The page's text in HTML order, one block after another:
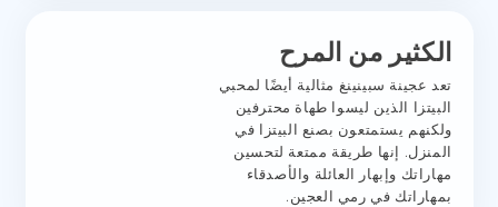
الكثير من المرح
تعد عجينة سبينينغ مثالية أيضًا لمحبي
البيتزا الذين ليسوا طهاة محترفين
ولكنهم يستمتعون بصنع البيتزا في
المنزل. إنها طريقة ممتعة لتحسين
مهاراتك وإبهار العائلة والأصدقاء
بمهاراتك في رمي العجين.